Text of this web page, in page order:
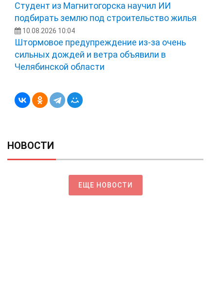
Студент из Магнитогорска научил ИИ
подбирать землю под строительство жилья
10.08.2026 10:04
Штормовое предупреждение из-за очень
сильных дождей и ветра объявили в
Челябинской области
НОВОСТИ
ЕЩЕ НОВОСТИ